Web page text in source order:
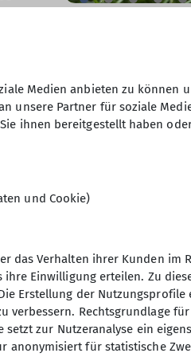
den
Medien anbieten zu können
unsere Partner für soziale
ihnen bereitgestellt haben
und Cookie)
das Verhalten ihrer Kunden im
Einwilligung erteilen. Zu
Erstellung der Nutzungsprofile
verbessern. Rechtsgrundlage
setzt zur Nutzeranalyse ein
anonymisiert für statistische